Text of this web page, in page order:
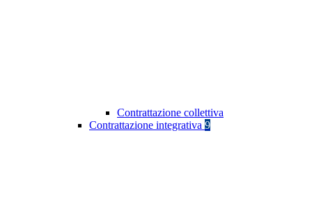
Contrattazione collettiva
Contrattazione integrativa 9